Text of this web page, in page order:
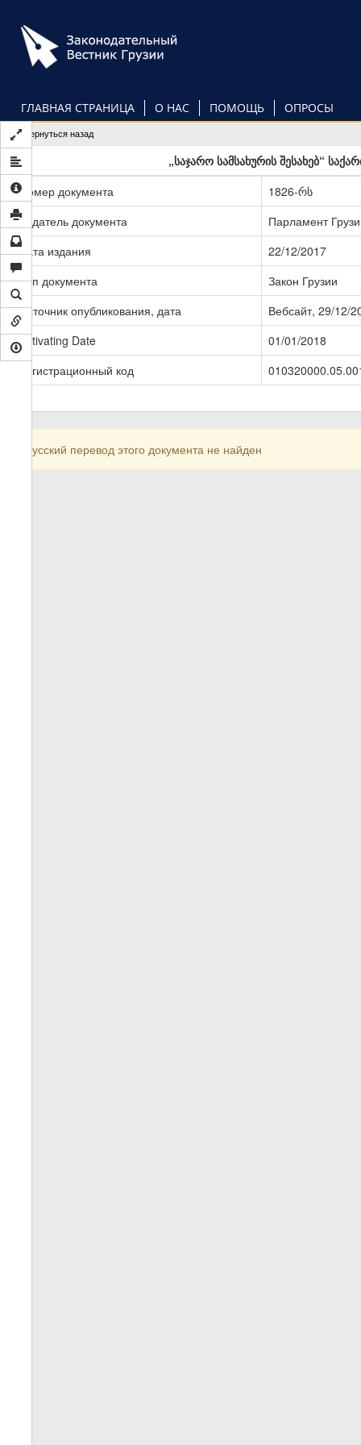
основному
содержанию
ГЛАВНАЯ СТРАНИЦА О НАС ПОМОЩЬ ОПРОСЫ
Вернуться назад
„საჯარო სამსახურის შესახებ“
Номер документа
1826-რს
Издатель документа
Парламент
Дата издания
22/12/2017
Тип документа
Закон Грузии
Источник опубликования, дата
Вебсайт, 29/12/
Activating Date
01/01/2018
Регистрационный код
Русский перевод этого документа не найден